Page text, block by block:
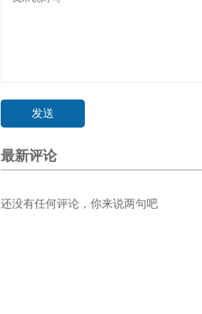
最新评论
还没有任何评论，你来说两句吧